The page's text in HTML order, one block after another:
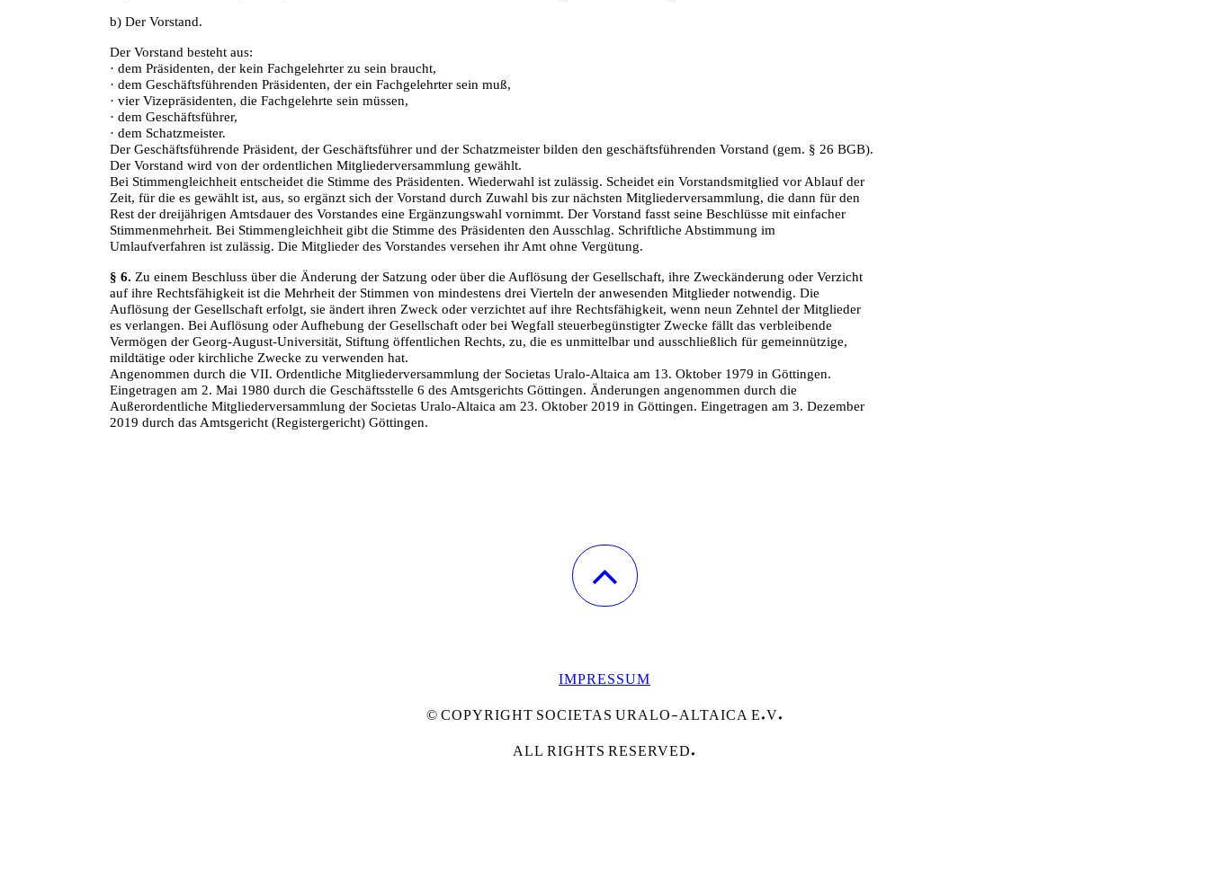
b) Der Vorstand.
Der Vorstand besteht aus:
· dem Präsidenten, der kein Fachgelehrter zu sein braucht,
· dem Geschäftsführenden Präsidenten, der ein Fachgelehrter sein muß,
· vier Vizepräsidenten, die Fachgelehrte sein müssen,
· dem Geschäftsführer,
· dem Schatzmeister.
Der Geschäftsführende Präsident, der Geschäftsführer und der Schatzmeister bilden den geschäftsführenden Vorstand (gem. § 26 BGB).
Der Vorstand wird von der ordentlichen Mitgliederversammlung gewählt.
Bei Stimmengleichheit entscheidet die Stimme des Präsidenten. Wiederwahl ist zulässig. Scheidet ein Vorstandsmitglied vor Ablauf der
Zeit, für die es gewählt ist, aus, so ergänzt sich der Vorstand durch Zuwahl bis zur nächsten Mitgliederversammlung, die dann für den
Rest der dreijährigen Amtsdauer des Vorstandes eine Ergänzungswahl vornimmt. Der Vorstand fasst seine Beschlüsse mit einfacher
Stimmenmehrheit. Bei Stimmengleichheit gibt die Stimme des Präsidenten den Ausschlag. Schriftliche Abstimmung im
Umlaufverfahren ist zulässig. Die Mitglieder des Vorstandes versehen ihr Amt ohne Vergütung.
§ 6. Zu einem Beschluss über die Änderung der Satzung oder über die Auflösung der Gesellschaft, ihre Zweckänderung oder Verzicht
auf ihre Rechtsfähigkeit ist die Mehrheit der Stimmen von mindestens drei Vierteln der anwesenden Mitglieder notwendig. Die
Auflösung der Gesellschaft erfolgt, sie ändert ihren Zweck oder verzichtet auf ihre Rechtsfähigkeit, wenn neun Zehntel der Mitglieder
es verlangen. Bei Auflösung oder Aufhebung der Gesellschaft oder bei Wegfall steuerbegünstigter Zwecke fällt das verbleibende
Vermögen der Georg-August-Universität, Stiftung öffentlichen Rechts, zu, die es unmittelbar und ausschließlich für gemeinnützige,
mildtätige oder kirchliche Zwecke zu verwenden hat.
Angenommen durch die VII. Ordentliche Mitgliederversammlung der Societas Uralo-Altaica am 13. Oktober 1979 in Göttingen.
Eingetragen am 2. Mai 1980 durch die Geschäftsstelle 6 des Amtsgerichts Göttingen. Änderungen angenommen durch die
Außerordentliche Mitgliederversammlung der Societas Uralo-Altaica am 23. Oktober 2019 in Göttingen. Eingetragen am 3. Dezember
2019 durch das Amtsgericht (Registergericht) Göttingen.
IMPRESSUM
© COPYRIGHT SOCIETAS URALO-ALTAICA E.V.
ALL RIGHTS RESERVED.